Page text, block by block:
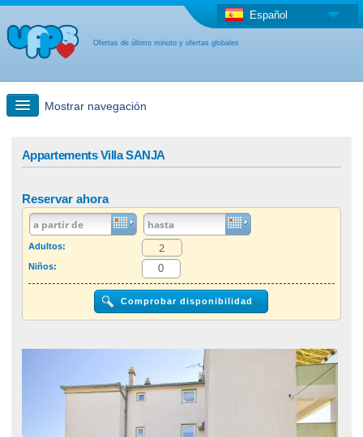
Ofertas de último minuto y ofertas globales
Español
Mostrar navegación
Oferta de última hora + Oferta global
otro país
Appartements Villa SANJA
Reservar ahora
Adultos:
Niños: